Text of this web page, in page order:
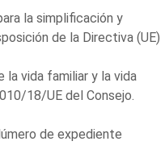
la simplificación y
de la Directiva (UE)
la vida familiar y la vida
18/UE del Consejo.
de expediente